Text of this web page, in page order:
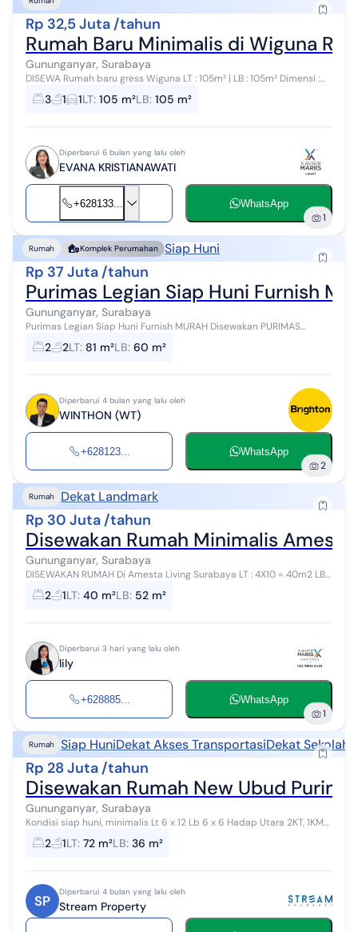
Rp 32,5 Juta /tahun
Rumah Baru Minimalis di Wiguna
Gununganyar, Surabaya
DISEWA Rumah baru gress Wiguna LT : 105m² | LB : 105m² Dimensi :
7x15 | 1 lantai KT : 3 | KM : 2 PLN : 1300 | PDAM SHM | Selatan Carport : 1
m... 3 1 1LT: 105 m²LB: 105 m²
Diperbarui 6 bulan yang lalu oleh
EVANA KRISTIANAWATI
+628133... WhatsApp
1
Rumah Komplek Perumahan Siap Huni
Rp 37 Juta /tahun
Purimas Legian Siap Huni Furnish
Gununganyar, Surabaya
Purimas Legian Siap Huni Furnish MURAH Disewakan PURIMAS
LEGIAN PARADISE, Surabaya Timur Luas Tanah 81m (6 x 13.5) Luas
Bangunan 60m Km.Tidur 2...
2 2LT: 81 m²LB: 60 m²
Diperbarui 4 bulan yang lalu oleh
WINTHON (WT)
+628123... WhatsApp
2
Rumah Dekat Landmark
Rp 30 Juta /tahun
Disewakan Rumah Minimalis
Gununganyar, Surabaya
DISEWAKAN RUMAH Di Amesta Living Surabaya LT : 4X10 = 40m2 LB :
52m 2 lantai KT : 2 KM : 1 PLN : 2200wtt Hadap : Utara FASILITAS AC 2
Wate...
2 1LT: 40 m²LB: 52 m²
Diperbarui 3 hari yang lalu oleh
lily
+628885... WhatsApp
1
Rumah Siap HuniDekat Akses TransportasiDekat Sekolah
Rp 28 Juta /tahun
Disewakan Rumah New Ubud
Gununganyar, Surabaya
Kondisi siap huni, minimalis Lt 6 x 12 Lb 6 x 6 Hadap Utara 2KT, 1KM
PLN 1300W PAM HGB row 2 mobil longgar, jalan buntu (aman)
strateg...
2 1LT: 72 m²LB: 36 m²
SP
Diperbarui 4 bulan yang lalu oleh
Stream Property